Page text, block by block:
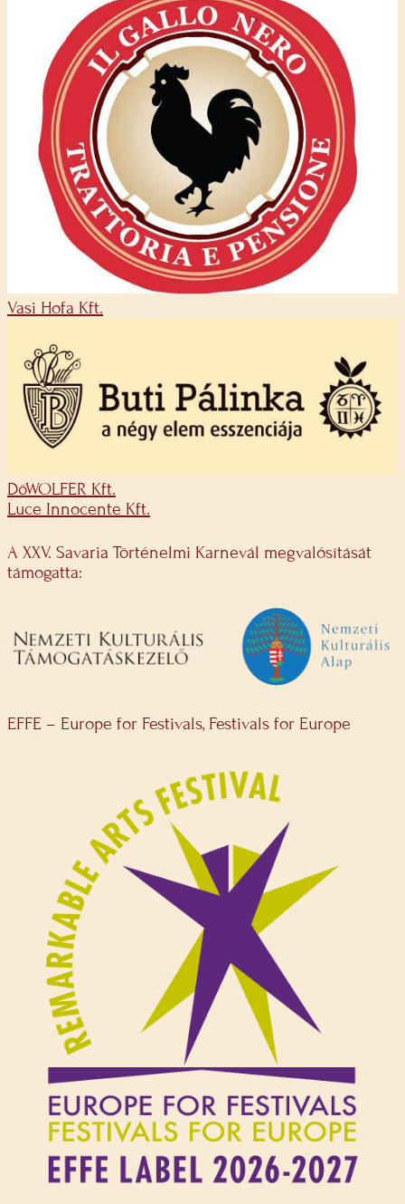
Vasi Hofa Kft.
DöWOLFER Kft.
Luce Innocente Kft.
A XXV. Savaria Történelmi Karnevál megvalósítását
támogatta:
EFFE – Europe for Festivals, Festivals for Europe